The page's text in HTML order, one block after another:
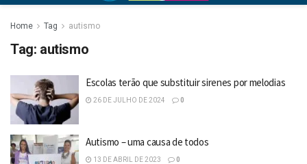
Home Tag autismo
Tag: autismo
Escolas terão que substituir sirenes por melodias
26 DE JULHO DE 2024 0
Autismo – uma causa de todos
13 DE ABRIL DE 2023 0